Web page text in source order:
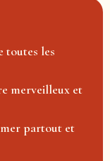
toutes les
merveilleux et
partout et